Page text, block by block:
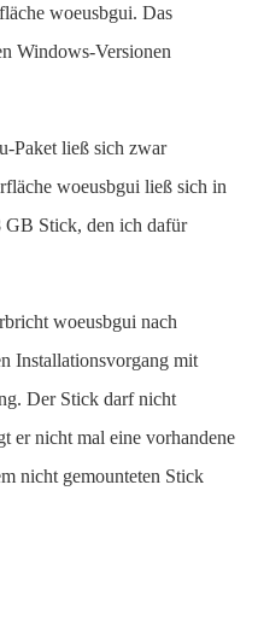
woeusbgui. Das
Windows-Versionen
Paket ließ sich zwar
woeusbgui ließ sich in
GB Stick, den ich dafür
woeusbgui nach
Installationsvorgang mit
Der Stick darf nicht
er nicht mal eine vorhandene
nicht gemounteten Stick